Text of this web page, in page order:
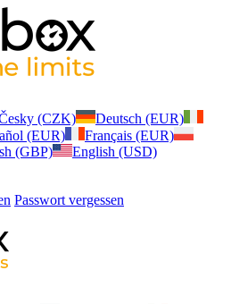
(CZK)
Deutsch (EUR)
(EUR)
Français (EUR)
(GBP) English (USD)
Passwort vergessen